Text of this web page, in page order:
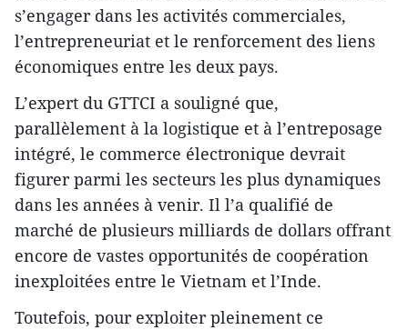
s’engager dans les activités commerciales,
l’entrepreneuriat et le renforcement des liens
économiques entre les deux pays.
L’expert du GTTCI a souligné que,
parallèlement à la logistique et à l’entreposage
intégré, le commerce électronique devrait
figurer parmi les secteurs les plus dynamiques
dans les années à venir. Il l’a qualifié de
marché de plusieurs milliards de dollars offrant
encore de vastes opportunités de coopération
inexploitées entre le Vietnam et l’Inde.
Toutefois, pour exploiter pleinement ce